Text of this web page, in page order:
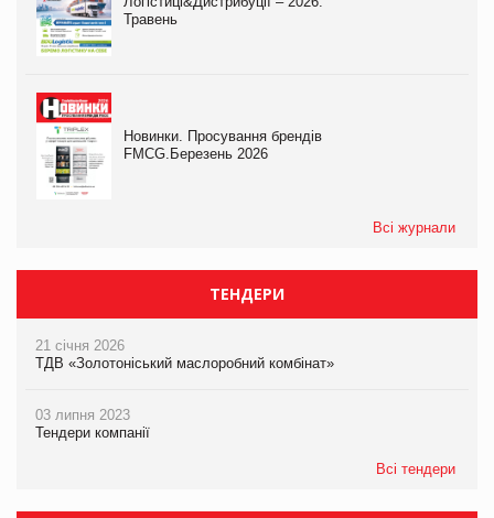
Травень
Новинки. Просування брендів
FMCG.Березень 2026
Всі журнали
ТЕНДЕРИ
21 січня 2026
ТДВ «Золотоніський маслоробний комбінат»
03 липня 2023
Тендери компанії
Всі тендери